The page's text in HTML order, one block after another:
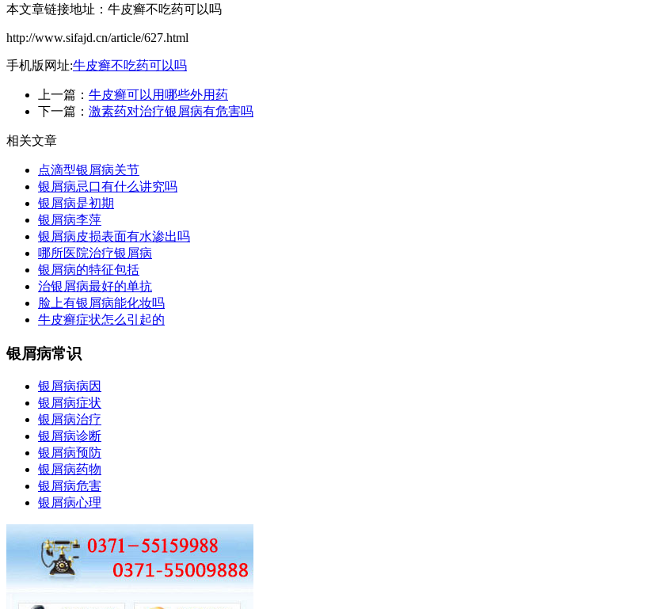
本文章链接地址：牛皮癣不吃药可以吗
http://www.sifajd.cn/article/627.html
手机版网址:牛皮癣不吃药可以吗
上一篇： 牛皮癣可以用哪些外用药
下一篇： 激素药对治疗银屑病有危害吗
相关文章
点滴型银屑病关节
银屑病忌口有什么讲究吗
银屑病是初期
银屑病李萍
银屑病皮损表面有水渗出吗
哪所医院治疗银屑病
银屑病的特征包括
治银屑病最好的单抗
脸上有银屑病能化妆吗
牛皮癣症状怎么引起的
银屑病常识
银屑病病因
银屑病症状
银屑病治疗
银屑病诊断
银屑病预防
银屑病药物
银屑病危害
银屑病心理